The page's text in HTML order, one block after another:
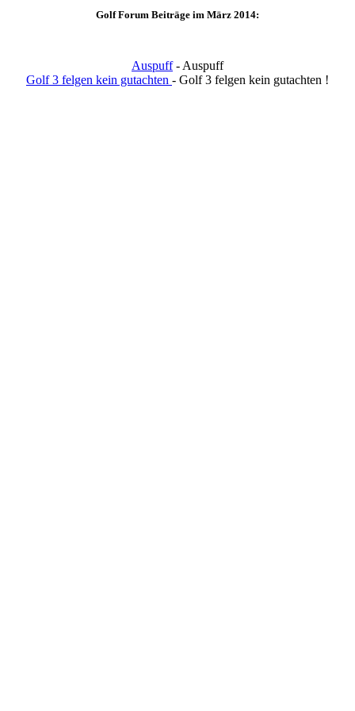
Golf Forum Beiträge im März 2014:
Auspuff- Auspuff
Golf 3 felgen kein gutachten - Golf 3 felgen kein gutachten !